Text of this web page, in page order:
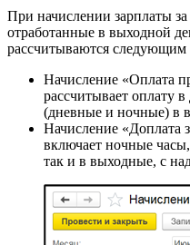
При начислении зарплаты
отработанные в выходной
рассчитываются следующим
Начисление «Оплата
рассчитывает оплату
(дневные и ночные) в
Начисление «Доплата
включает ночные
так и в выходные, с